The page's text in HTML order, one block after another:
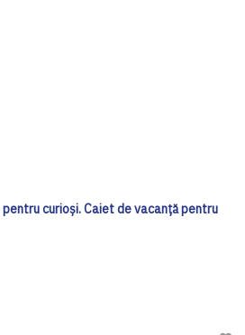
curioși. Caiet de vacanță pentru